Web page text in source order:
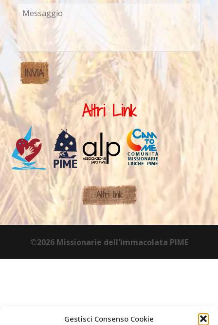
Gestisci Consenso Cookie
Altri Link
Altri link
©2026 Missionarie dell'Immacolata PIME